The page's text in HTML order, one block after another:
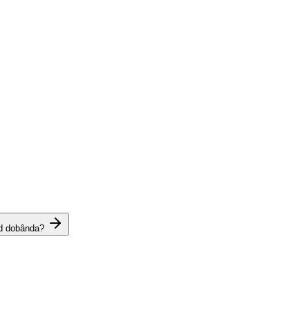
dobânda?